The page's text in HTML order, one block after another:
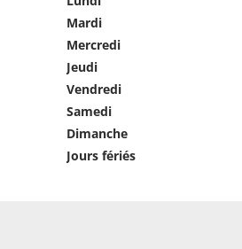
Mardi
Mercredi
Jeudi
Vendredi
Samedi
Dimanche
Jours fériés